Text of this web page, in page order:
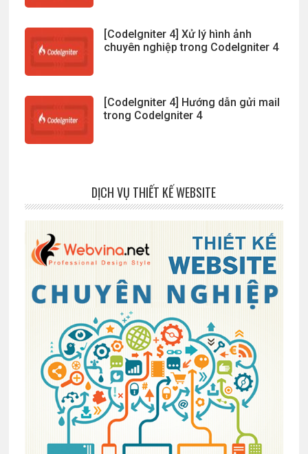
[CodeIgniter 4] Xử lý hình ảnh
chuyên nghiệp trong CodeIgniter 4
[CodeIgniter 4] Hướng dẫn gửi mail
trong CodeIgniter 4
DỊCH VỤ THIẾT KẾ WEBSITE